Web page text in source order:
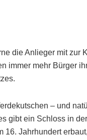
die Anlieger mit zur
immer mehr Bürger
– und
gibt ein Schloss in der
16. Jahrhundert